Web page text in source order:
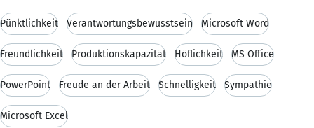
Pünktlichkeit Verantwortungsbewusstsein Microsoft Word
Freundlichkeit Produktionskapazität Höflichkeit MS Office
PowerPoint Freude an der Arbeit Schnelligkeit Sympathie
Microsoft Excel